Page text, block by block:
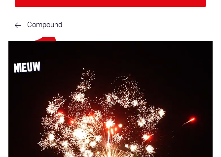
Compound
NIEUW